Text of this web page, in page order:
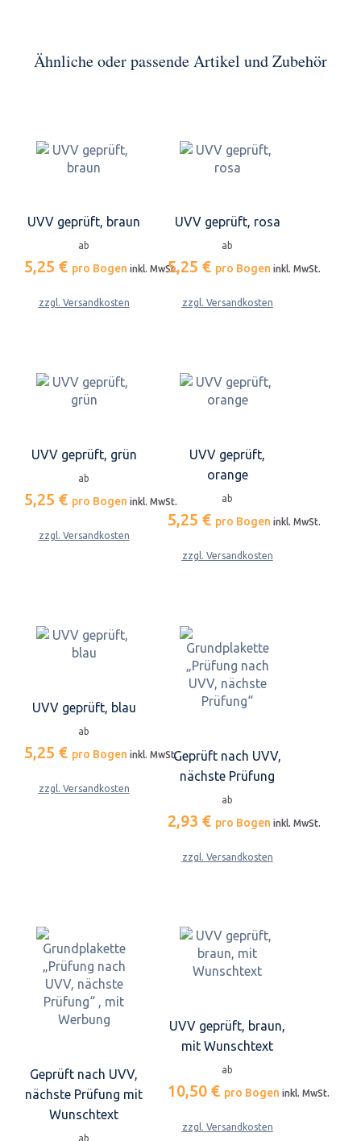
Ähnliche oder passende Artikel und Zubehör
UVV geprüft, braun
ab
5,25 € pro Bogen inkl. MwSt.
zzgl. Versandkosten
UVV geprüft, rosa
ab
5,25 € pro Bogen inkl. MwSt.
zzgl. Versandkosten
UVV geprüft, grün
ab
5,25 € pro Bogen inkl. MwSt.
zzgl. Versandkosten
UVV geprüft,
orange
ab
5,25 € pro Bogen inkl. MwSt.
zzgl. Versandkosten
UVV geprüft, blau
ab
5,25 € pro Bogen inkl. MwSt.
zzgl. Versandkosten
Geprüft nach UVV,
nächste Prüfung
ab
2,93 € pro Bogen inkl. MwSt.
zzgl. Versandkosten
Geprüft nach UVV,
nächste Prüfung mit
Wunschtext
ab
UVV geprüft, braun,
mit Wunschtext
ab
10,50 € pro Bogen inkl. MwSt.
zzgl. Versandkosten